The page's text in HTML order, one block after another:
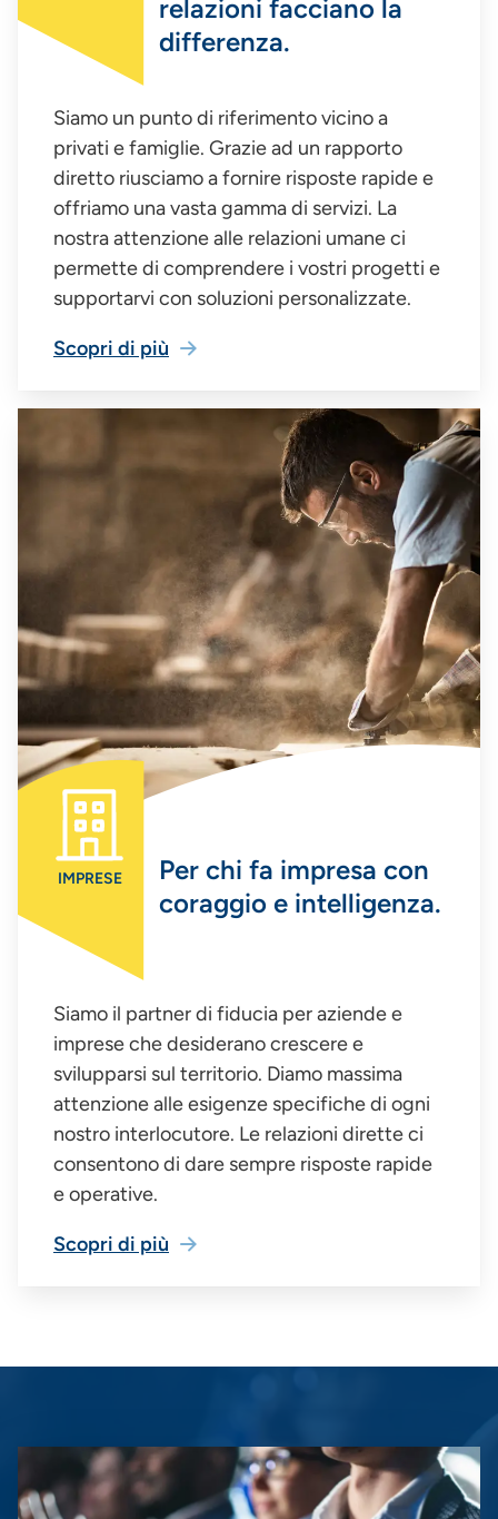
relazioni facciano la
differenza.
Siamo un punto di riferimento vicino a
privati e famiglie. Grazie ad un rapporto
diretto riusciamo a fornire risposte rapide e
offriamo una vasta gamma di servizi. La
nostra attenzione alle relazioni umane ci
permette di comprendere i vostri progetti e
supportarvi con soluzioni personalizzate.
Scopri di più
IMPRESE
Per chi fa impresa con
coraggio e intelligenza.
Siamo il partner di fiducia per aziende e
imprese che desiderano crescere e
svilupparsi sul territorio. Diamo massima
attenzione alle esigenze specifiche di ogni
nostro interlocutore. Le relazioni dirette ci
consentono di dare sempre risposte rapide
e operative.
Scopri di più
Immagine